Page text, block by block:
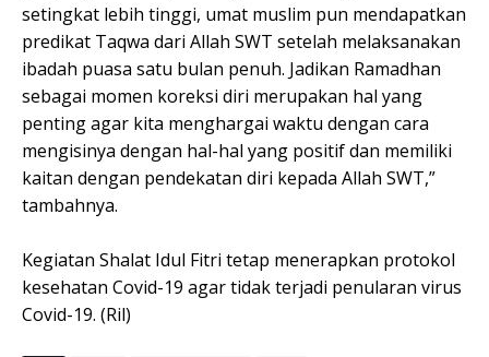
setingkat lebih tinggi, umat muslim pun mendapatkan
predikat Taqwa dari Allah SWT setelah melaksanakan
ibadah puasa satu bulan penuh. Jadikan Ramadhan
sebagai momen koreksi diri merupakan hal yang
penting agar kita menghargai waktu dengan cara
mengisinya dengan hal-hal yang positif dan memiliki
kaitan dengan pendekatan diri kepada Allah SWT,”
tambahnya.
Kegiatan Shalat Idul Fitri tetap menerapkan protokol
kesehatan Covid-19 agar tidak terjadi penularan virus
Covid-19. (Ril)